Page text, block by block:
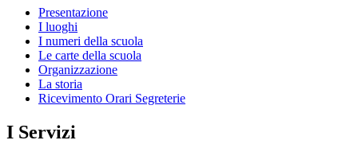
Presentazione
I luoghi
I numeri della scuola
Le carte della scuola
Organizzazione
La storia
Ricevimento Orari Segreterie
I Servizi